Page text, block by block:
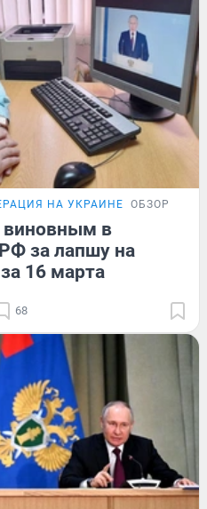
НА УКРАИНЕ ОБЗОР
виновным в
за лапшу на
16 марта
68